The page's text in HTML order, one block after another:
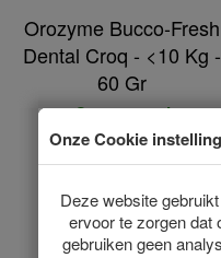
Orozyme Bucco-Fresh
Dental Croq - <10 Kg -
60 Gr
Op voorraad
€17.53
Toevoegen